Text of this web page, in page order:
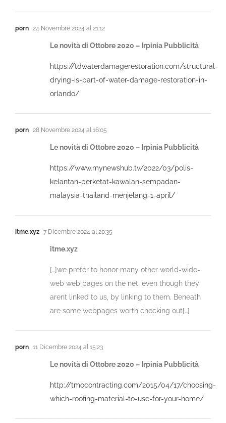
porn 24 Novembre 2024 al 21:12
Le novità di Ottobre 2020 – Irpinia Pubblicità
https://tdwaterdamagerestoration.com/structural-
drying-is-part-of-water-damage-restoration-in-
orlando/
porn 28 Novembre 2024 al 16:05
Le novità di Ottobre 2020 – Irpinia Pubblicità
https://www.mynewshub.tv/2022/03/polis-
kelantan-perketat-kawalan-sempadan-
malaysia-thailand-menjelang-1-april/
itme.xyz 7 Dicembre 2024 al 20:35
itme.xyz
[…]we prefer to honor many other world-wide-
web web pages on the net, even though they
arent linked to us, by linking to them. Beneath
are some webpages worth checking out[…]
porn 11 Dicembre 2024 al 15:23
Le novità di Ottobre 2020 – Irpinia Pubblicità
http://tmocontracting.com/2015/04/17/choosing-
which-roofing-material-to-use-for-your-home/